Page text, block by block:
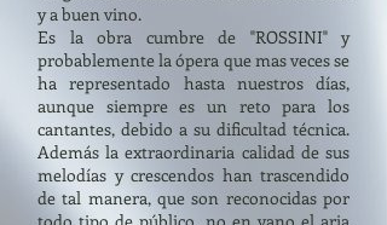
y a buen vino.
Es la obra cumbre de "ROSSINI" y
probablemente la ópera que mas veces se
ha representado hasta nuestros días,
aunque siempre es un reto para los
cantantes, debido a su dificultad técnica.
Además la extraordinaria calidad de sus
melodías y crescendos han trascendido
de tal manera, que son reconocidas por